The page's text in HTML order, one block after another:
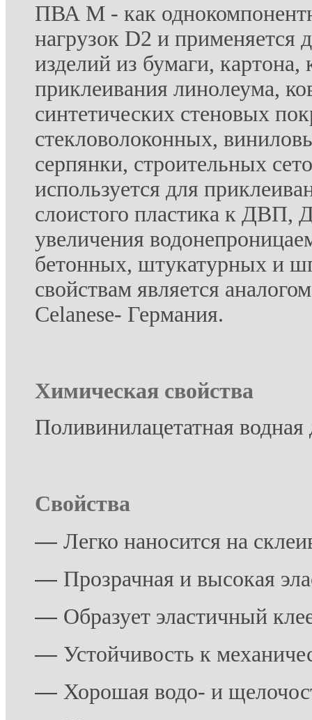
ПВА М - как
нагрузок D2 и применяется
изделий из бумаги,
приклеивания линолеума,
синтетических стеновых
стекловолоконных,
серпянки, строительных
используется для
слоистого пластика к
увеличения
бетонных, штукатурных и
свойствам является
Celanese- Германия.
Химическая свойства
Поливинилацетатная водная
Свойства
― Легко наносится на
― Прозрачная и высокая
― Образует эластичный
― Устойчивость к
― Хорошая водо- и